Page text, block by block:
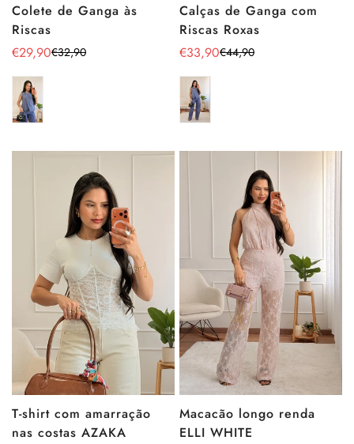
Colete de Ganga às
Riscas
Preço
de
venda
€29,90
Preço
regular
€32,90
Calças de Ganga com
Riscas Roxas
Preço
de
venda
€33,90
Preço
regular
€44,90
T-shirt com amarração
nas costas AZAKA
Macacão longo renda
ELLI WHITE